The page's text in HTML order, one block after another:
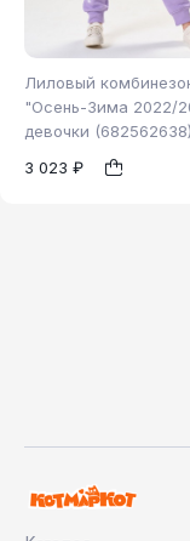
Лиловый
"Осень-Зима 2022/
девочки (682562638)
3 023 ₽